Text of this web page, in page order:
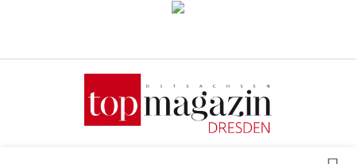
Verkaufsstellen